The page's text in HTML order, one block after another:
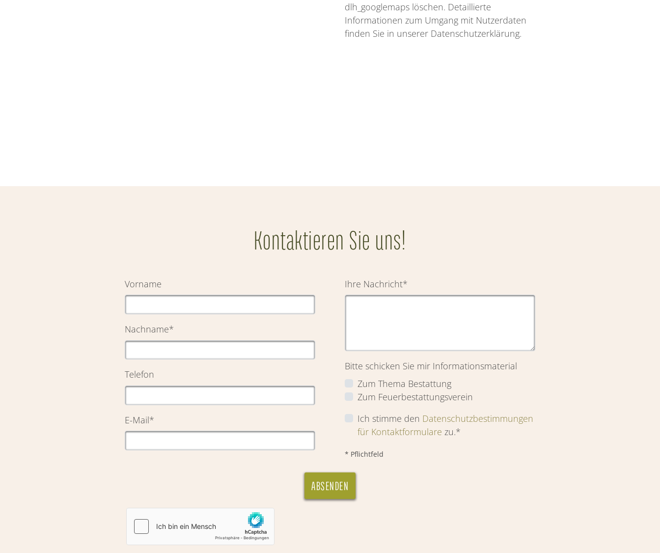
dlh_googlemaps löschen. Detaillierte
Informationen zum Umgang mit Nutzerdaten
finden Sie in unserer Datenschutzerklärung.
Kontaktieren Sie uns!
Vorname
Nachname*
Telefon
E-Mail*
Ihre Nachricht*
Bitte schicken Sie mir Informationsmaterial
Zum Thema Bestattung
Zum Feuerbestattungsverein
Ich stimme den Datenschutzbestimmungen
für Kontaktformulare zu.*
* Pflichtfeld
ABSENDEN